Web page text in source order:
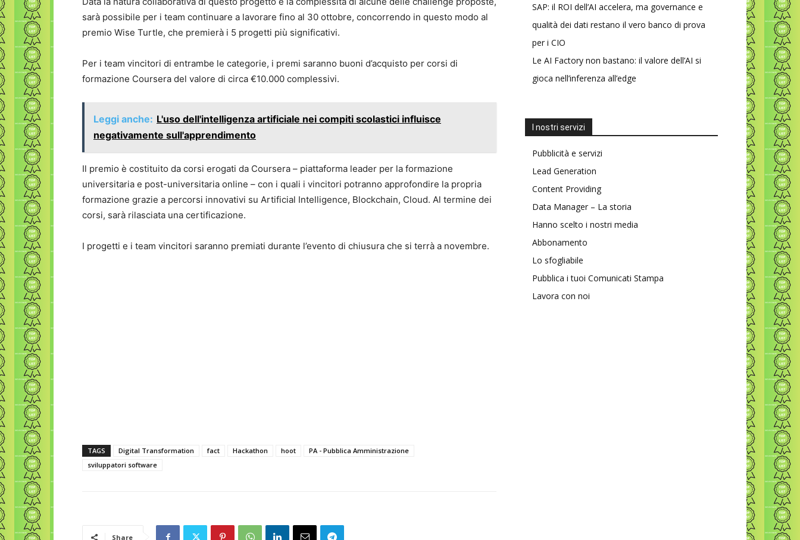
sarà possibile per i team continuare a lavorare fino al 30 ottobre, concorrendo in questo modo al
premio Wise Turtle, che premierà i 5 progetti più significativi.
Per i team vincitori di entrambe le categorie, i premi saranno buoni d’acquisto per corsi di
formazione Coursera del valore di circa €10.000 complessivi.
Leggi anche: L'uso dell'intelligenza artificiale nei compiti scolastici influisce
negativamente sull'apprendimento
Il premio è costituito da corsi erogati da Coursera – piattaforma leader per la formazione
universitaria e post-universitaria online – con i quali i vincitori potranno approfondire la propria
formazione grazie a percorsi innovativi su Artificial Intelligence, Blockchain, Cloud. Al termine dei
corsi, sarà rilasciata una certificazione.
I progetti e i team vincitori saranno premiati durante l’evento di chiusura che si terrà a novembre.
TAGS Digital Transformation fact Hackathon hoot
PA - Pubblica Amministrazione
sviluppatori software
Share
SAP: il ROI dell’AI accelera, ma governance e
qualità dei dati restano il vero banco di prova
per i CIO
Le AI Factory non bastano: il valore dell’AI si
gioca nell’inferenza all’edge
I nostri servizi
Pubblicità e servizi
Lead Generation
Content Providing
Data Manager – La storia
Hanno scelto i nostri media
Abbonamento
Lo sfogliabile
Pubblica i tuoi Comunicati Stampa
Lavora con noi